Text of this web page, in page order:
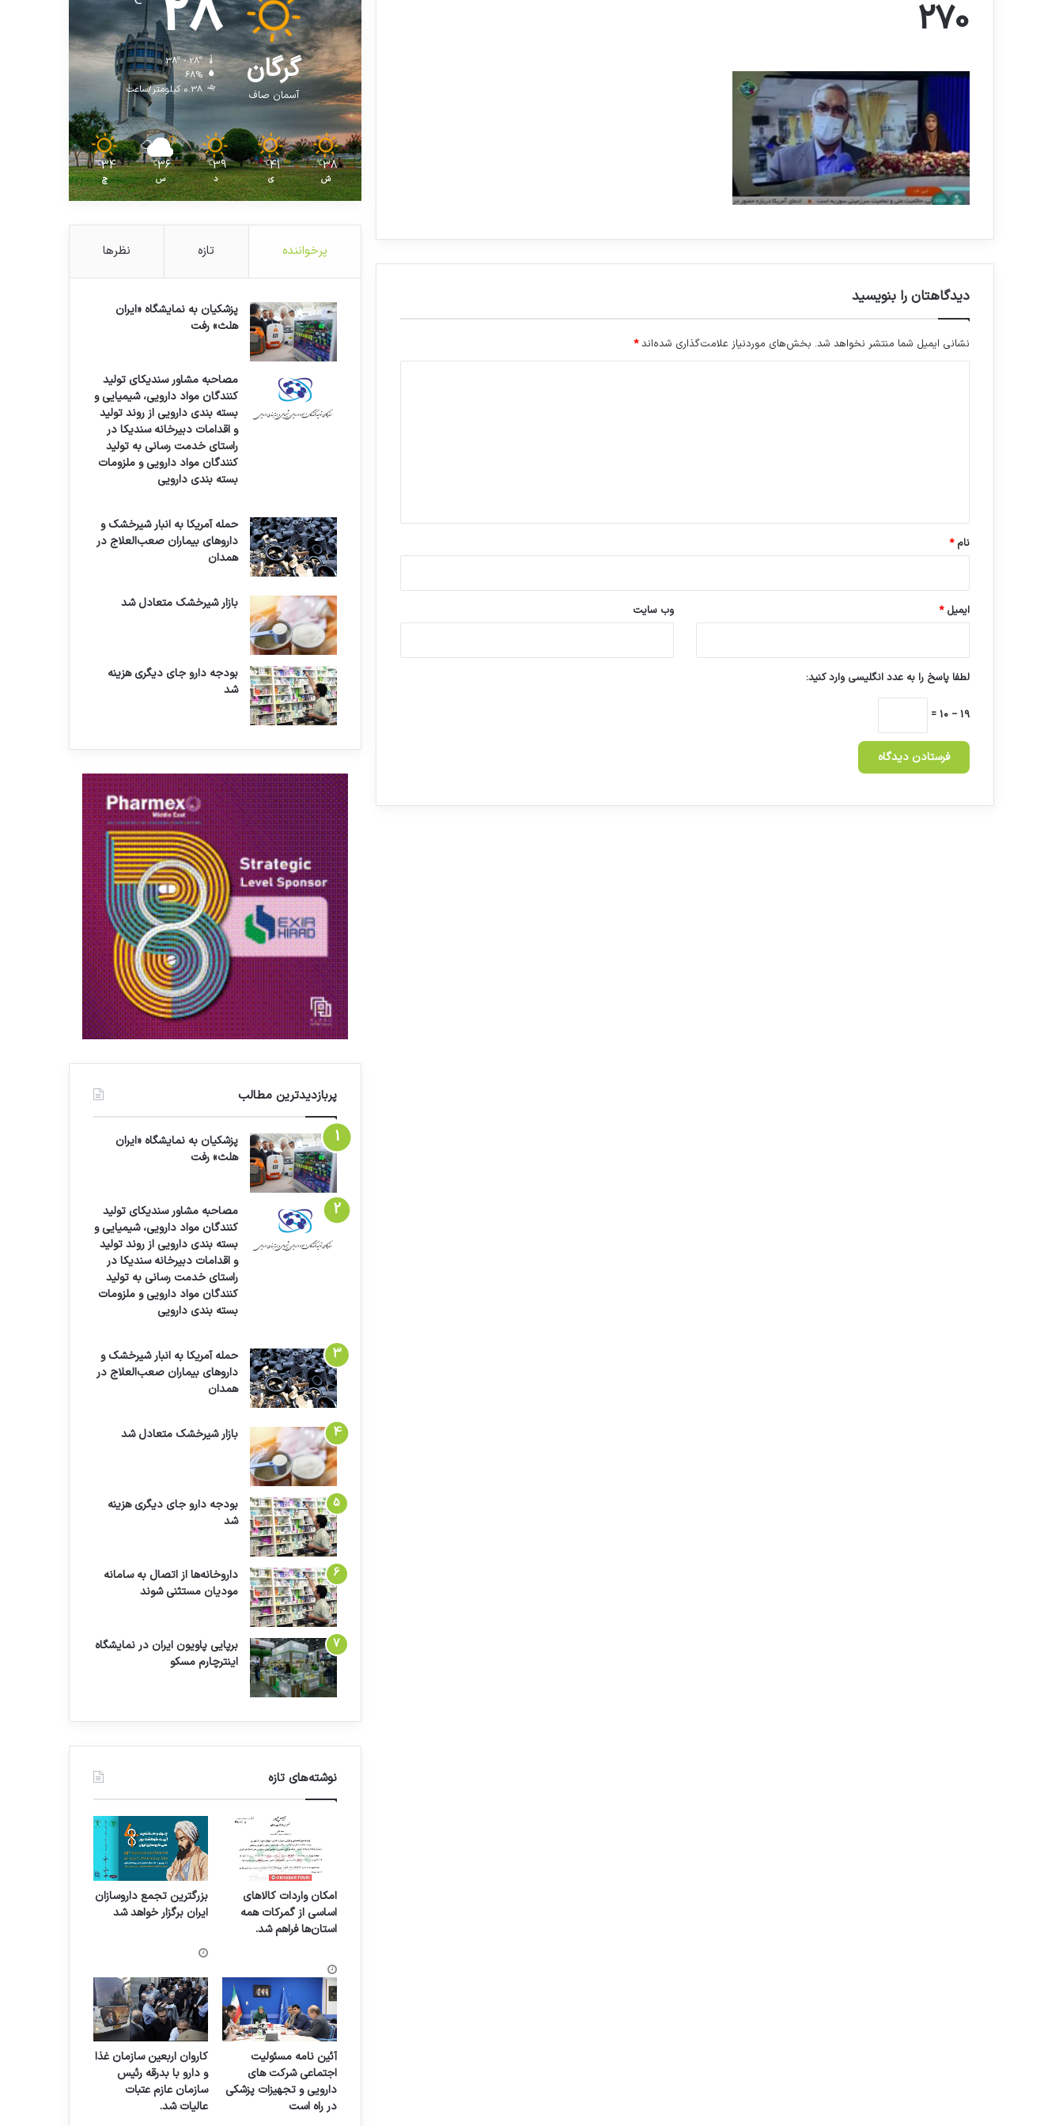
270
دیدگاهتان را بنویسید
نشانی ایمیل شما منتشر نخواهد شد. بخش‌های موردنیاز علامت‌گذاری شده‌اند*
نام*
ایمیل* وب‌ سایت
لطفا پاسخ را به عدد انگلیسی وارد کنید:
19 − 10 =
گرگان
آسمان صاف
38º - 28º
68%
0.38 کیلومتر/ساعت
38
℃
ش
41
℃
ی
39
℃
د
36
℃
س
34
℃
چ
پرخواننده تازه نظرها
پزشکیان به نمایشگاه «ایران
هلث» رفت
مصاحبه مشاور سندیکای تولید
کنندگان مواد دارویی، شیمیایی و
بسته بندی دارویی از روند تولید
و اقدامات دبیرخانه سندیکا در
راستای خدمت رسانی به تولید
کنندگان مواد دارویی و ملزومات
بسته بندی دارویی
حمله آمریکا به انبار شیرخشک و
داروهای بیماران صعب‌العلاج در
همدان
بازار شیرخشک متعادل شد
بودجه دارو جای دیگری هزینه
شد
پربازدیدترین مطالب
پزشکیان به نمایشگاه «ایران
هلث» رفت
مصاحبه مشاور سندیکای تولید
کنندگان مواد دارویی، شیمیایی و
بسته بندی دارویی از روند تولید
و اقدامات دبیرخانه سندیکا در
راستای خدمت رسانی به تولید
کنندگان مواد دارویی و ملزومات
بسته بندی دارویی
حمله آمریکا به انبار شیرخشک و
داروهای بیماران صعب‌العلاج در
همدان
بازار شیرخشک متعادل شد
بودجه دارو جای دیگری هزینه
شد
داروخانه‌ها از اتصال به سامانه
مودیان مستثنی شوند
برپایی پاویون ایران در نمایشگاه
اینترچارم مسکو
نوشته‌های تازه
امکان واردات کالاهای
اساسی از گمرکات همه
استان‌ها فراهم شد.
بزرگترین تجمع داروسازان
ایران برگزار خواهد شد
آئین نامه مسئولیت
اجتماعی شرکت های
دارویی و تجهیزات پزشکی
در راه است
کاروان اربعین سازمان غذا
و دارو با بدرقه رئیس
سازمان عازم عتبات
عالیات شد.